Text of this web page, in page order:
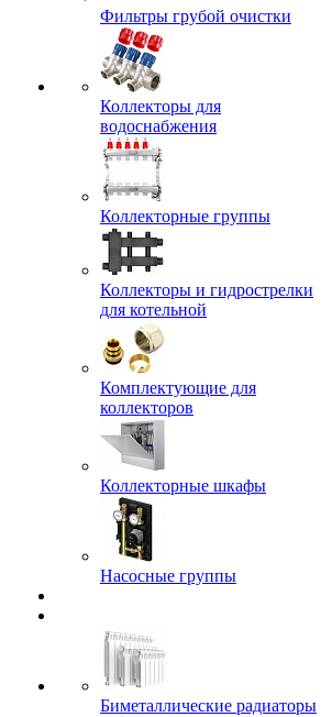
Фильтры грубой очистки
Коллекторы для
водоснабжения
Коллекторные группы
Коллекторы и гидрострелки
для котельной
Комплектующие для
коллекторов
Коллекторные шкафы
Насосные группы
Биметаллические радиаторы